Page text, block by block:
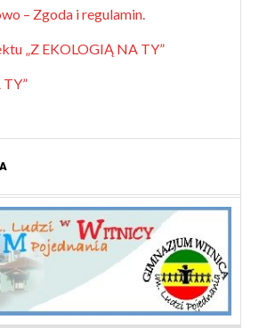
– Zgoda i regulamin.
„Z EKOLOGIĄ NA TY”